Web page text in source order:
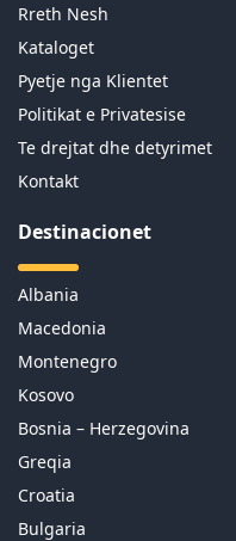
Rreth Nesh
Kataloget
Pyetje nga Klientet
Politikat e Privatesise
Te drejtat dhe detyrimet
Kontakt
Destinacionet
Albania
Macedonia
Montenegro
Kosovo
Bosnia – Herzegovina
Greqia
Croatia
Bulgaria